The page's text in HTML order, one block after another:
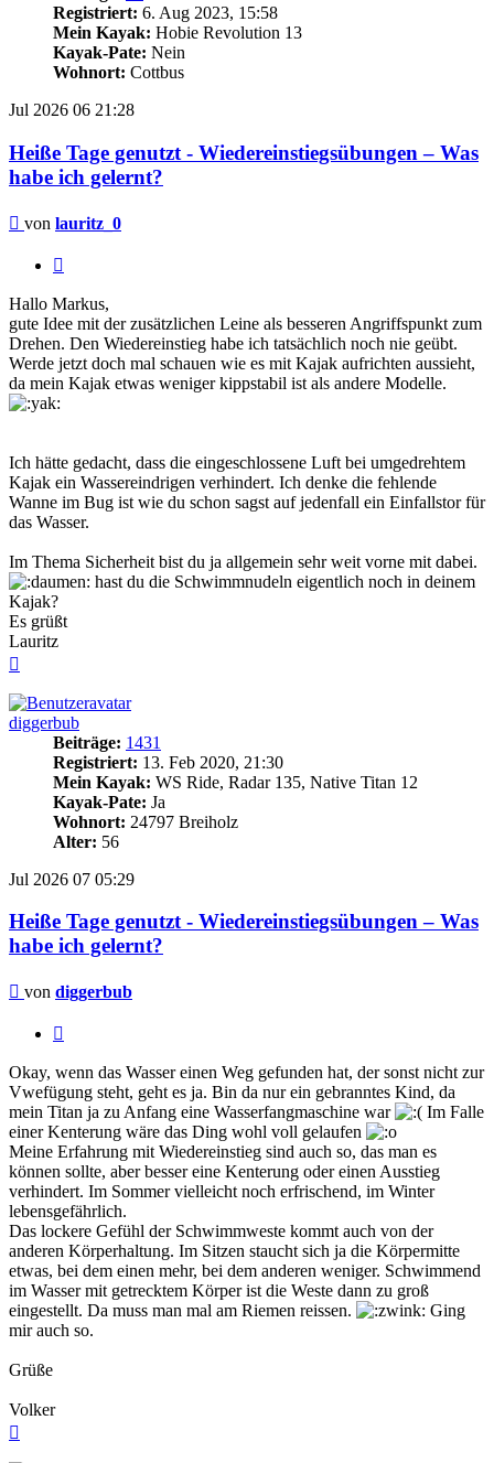
Registriert: 6. Aug 2023, 15:58
Mein Kayak: Hobie Revolution 13
Kayak-Pate: Nein
Wohnort: Cottbus
Jul 2026 06 21:28
Heiße Tage genutzt - Wiedereinstiegsübungen – Was
habe ich gelernt?
Beitrag
von lauritz_0
Hallo Markus,
gute Idee mit der zusätzlichen Leine als besseren Angriffspunkt zum
Drehen. Den Wiedereinstieg habe ich tatsächlich noch nie geübt.
Werde jetzt doch mal schauen wie es mit Kajak aufrichten aussieht,
da mein Kajak etwas weniger kippstabil ist als andere Modelle.
Ich hätte gedacht, dass die eingeschlossene Luft bei umgedrehtem
Kajak ein Wassereindrigen verhindert. Ich denke die fehlende
Wanne im Bug ist wie du schon sagst auf jedenfall ein Einfallstor für
das Wasser.
Im Thema Sicherheit bist du ja allgemein sehr weit vorne mit dabei.
hast du die Schwimmnudeln eigentlich noch in deinem
Kajak?
Es grüßt
Lauritz
diggerbub
Beiträge: 1431
Registriert: 13. Feb 2020, 21:30
Mein Kayak: WS Ride, Radar 135, Native Titan 12
Kayak-Pate: Ja
Wohnort: 24797 Breiholz
Alter: 56
Jul 2026 07 05:29
Heiße Tage genutzt - Wiedereinstiegsübungen – Was
habe ich gelernt?
Beitrag
von diggerbub
Okay, wenn das Wasser einen Weg gefunden hat, der sonst nicht zur
Vwefügung steht, geht es ja. Bin da nur ein gebranntes Kind, da
mein Titan ja zu Anfang eine Wasserfangmaschine war
Im Falle
einer Kenterung wäre das Ding wohl voll gelaufen
Meine Erfahrung mit Wiedereinstieg sind auch so, das man es
können sollte, aber besser eine Kenterung oder einen Ausstieg
verhindert. Im Sommer vielleicht noch erfrischend, im Winter
lebensgefährlich.
Das lockere Gefühl der Schwimmweste kommt auch von der
anderen Körperhaltung. Im Sitzen staucht sich ja die Körpermitte
etwas, bei dem einen mehr, bei dem anderen weniger. Schwimmend
im Wasser mit getrecktem Körper ist die Weste dann zu groß
eingestellt. Da muss man mal am Riemen reissen.
Ging
mir auch so.
Grüße
Volker